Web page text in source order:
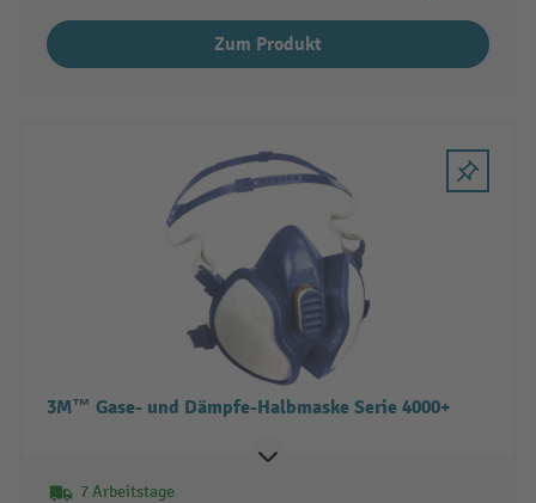
Zum Produkt
3M™ Gase- und Dämpfe-Halbmaske Serie 4000+
7 Arbeitstage